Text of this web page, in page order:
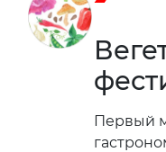
Первый